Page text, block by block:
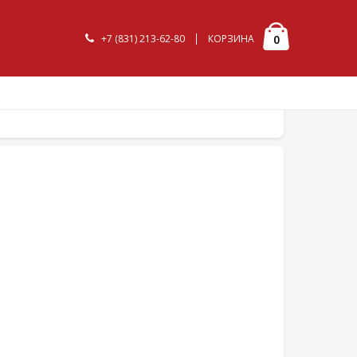
+7 (831) 213-62-80 КОРЗИНА 0